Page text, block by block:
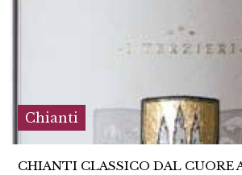
Chianti
CHIANTI CLASSICO DAL CUORE